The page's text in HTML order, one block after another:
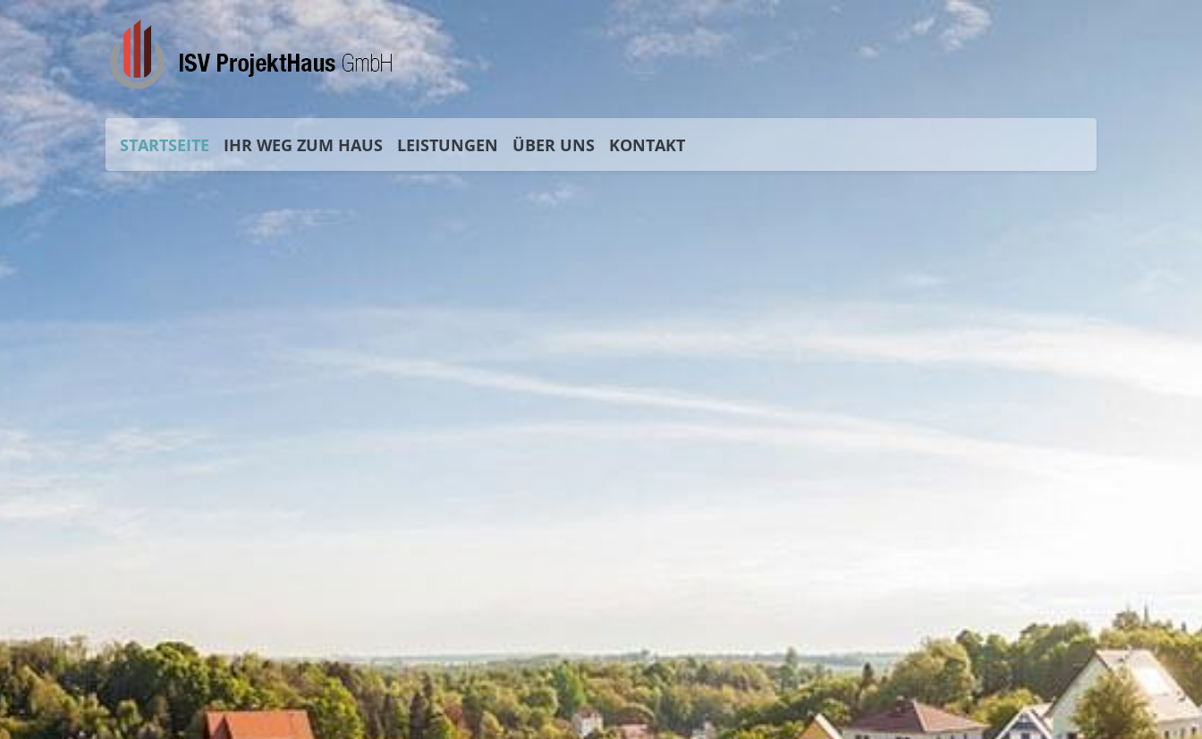
STARTSEITE IHR WEG ZUM HAUS LEISTUNGEN ÜBER UNS KONTAKT